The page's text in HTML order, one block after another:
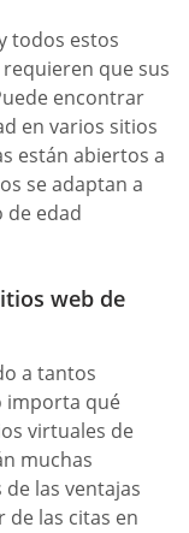
todos estos
que sus
encontrar
en varios sitios
están abiertos a
se adaptan a
de edad
web de
a tantos
importa qué
virtuales de
muchas
las ventajas
las citas en